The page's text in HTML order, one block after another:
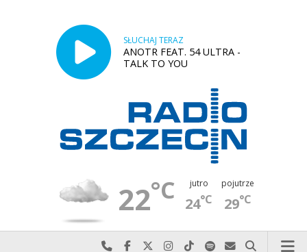
SŁUCHAJ TERAZ
ANOTR FEAT. 54 ULTRA -
TALK TO YOU
22°C jutro
24°C
pojutrze
29°C
Najlepiej po prostu do nas zadzwoń
Odwiedź nas na Facebook-u
Odwiedź nas na X
Odwiedź nas na Instagram-ie
Odwiedź nas na TikTok-u
Szukaj nas na Spotify
Wyślij do nas
Szukaj